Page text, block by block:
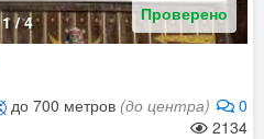
1/4 Проверено
0
до 700 метров (до центра)
2134